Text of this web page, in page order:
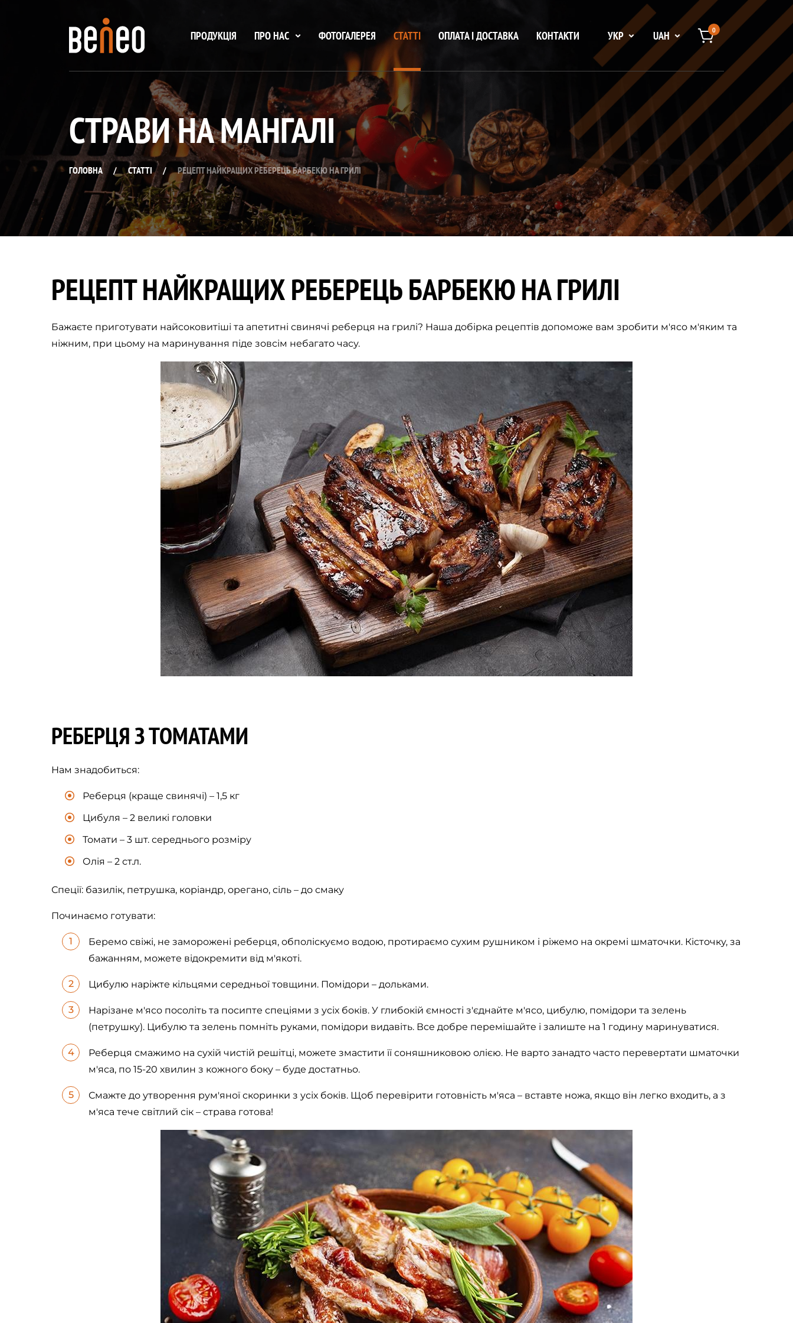
ПРОДУКЦІЯ ПРО НАС ФОТОГАЛЕРЕЯ СТАТТІ ОПЛАТА І ДОСТАВКА КОНТАКТИ УКР UAH 0
СТРАВИ НА МАНГАЛІ
ГОЛОВНА / СТАТТІ / РЕЦЕПТ НАЙКРАЩИХ РЕБЕРЕЦЬ БАРБЕКЮ НА ГРИЛІ
РЕЦЕПТ НАЙКРАЩИХ РЕБЕРЕЦЬ БАРБЕКЮ НА ГРИЛІ
Бажаєте приготувати найсоковитіші та апетитні свинячі реберця на грилі? Наша добірка рецептів допоможе вам зробити м'ясо м'яким та
ніжним, при цьому на маринування піде зовсім небагато часу.
РЕБЕРЦЯ З ТОМАТАМИ
Нам знадобиться:
Реберця (краще свинячі) – 1,5 кг
Цибуля – 2 великі головки
Томати – 3 шт. середнього розміру
Олія – 2 ст.л.
Спеції: базилік, петрушка, коріандр, орегано, сіль – до смаку
Починаємо готувати:
Беремо свіжі, не заморожені реберця, обполіскуємо водою, протираємо сухим рушником і ріжемо на окремі шматочки. Кісточку, за
бажанням, можете відокремити від м'якоті.
Цибулю наріжте кільцями середньої товщини. Помідори – дольками.
Нарізане м'ясо посоліть та посипте спеціями з усіх боків. У глибокій ємності з'єднайте м'ясо, цибулю, помідори та зелень
(петрушку). Цибулю та зелень помніть руками, помідори видавіть. Все добре перемішайте і залиште на 1 годину маринуватися.
Реберця смажимо на сухій чистій решітці, можете змастити її соняшниковою олією. Не варто занадто часто перевертати шматочки
м'яса, по 15-20 хвилин з кожного боку – буде достатньо.
Смажте до утворення рум'яної скоринки з усіх боків. Щоб перевірити готовність м'яса – вставте ножа, якщо він легко входить, а з
м'яса тече світлий сік – страва готова!